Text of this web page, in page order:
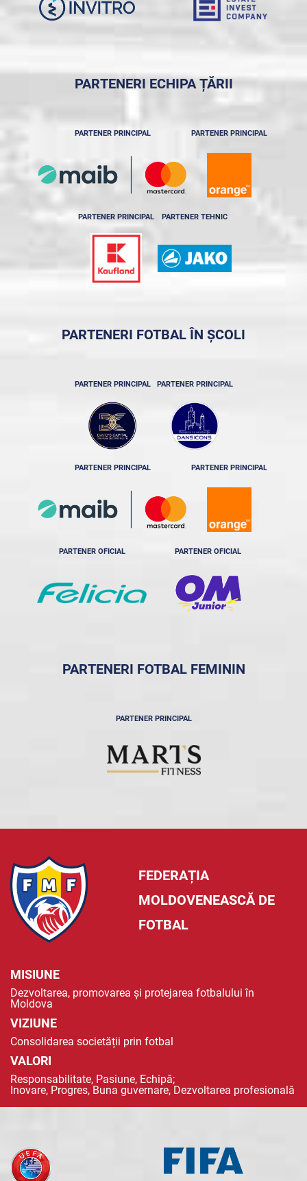
PARTENERI ECHIPA ȚĂRII
PARTENER PRINCIPAL PARTENER PRINCIPAL
PARTENER PRINCIPAL PARTENER TEHNIC
PARTENERI FOTBAL ÎN ȘCOLI
PARTENER PRINCIPAL PARTENER PRINCIPAL
PARTENER PRINCIPAL PARTENER PRINCIPAL
PARTENER OFICIAL PARTENER OFICIAL
PARTENERI FOTBAL FEMININ
PARTENER PRINCIPAL
FEDERAȚIA
MOLDOVENEASCĂ DE
FOTBAL
MISIUNE
Dezvoltarea, promovarea și protejarea fotbalului în
Moldova
VIZIUNE
Consolidarea societății prin fotbal
VALORI
Responsabilitate, Pasiune, Echipă;
Inovare, Progres, Buna guvernare, Dezvoltarea profesională